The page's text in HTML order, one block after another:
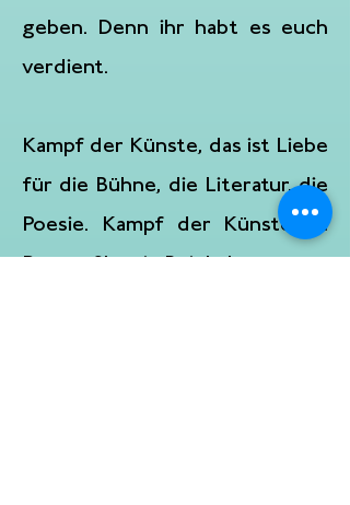
geben. Denn ihr habt es euch
verdient.
Kampf der Künste, das ist Liebe
für die Bühne, die Literatur, die
Poesie. Kampf der Künste ist